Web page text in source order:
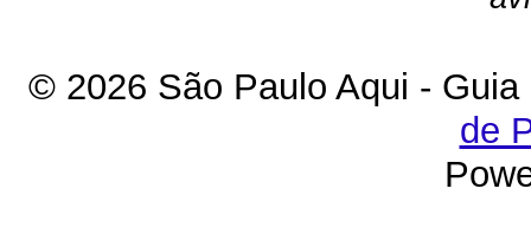
© 2026 São Paulo Aqui -
de